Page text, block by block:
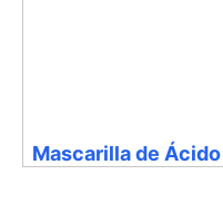
Mascarilla de